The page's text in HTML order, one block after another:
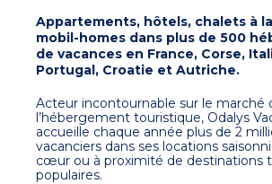
Appartements, hôtels, chalets à
mobil-homes dans plus de 500
de vacances en France, Corse,
Portugal, Croatie et Autriche.
Acteur incontournable sur le marché
l’hébergement touristique, Odalys
accueille chaque année plus de 2
vacanciers dans ses locations
cœur ou à proximité de destinations
populaires.